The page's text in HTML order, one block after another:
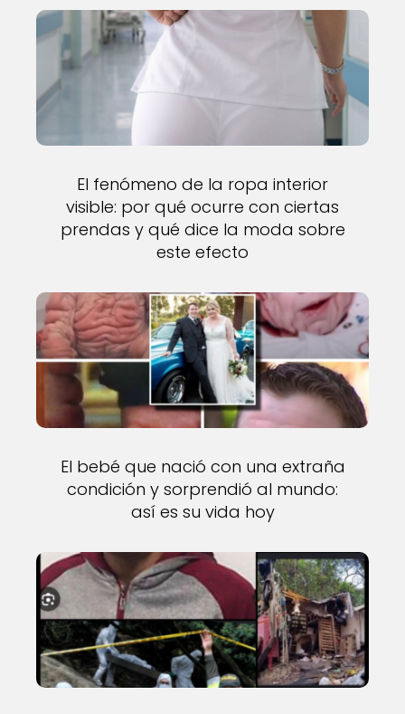
El fenómeno de la ropa interior
visible: por qué ocurre con ciertas
prendas y qué dice la moda sobre
este efecto
El bebé que nació con una extraña
condición y sorprendió al mundo:
así es su vida hoy